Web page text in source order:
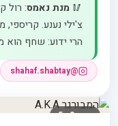
🥢 מנת נאמס: רול
צ'ילי נענע. קריספי,
הרי ידוע: שחף הוא
@shahaf.shabtay
דוכן 2 · 5